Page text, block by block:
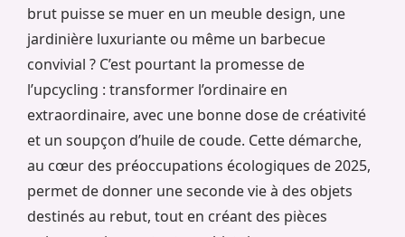
brut puisse se muer en un meuble design, une
jardinière luxuriante ou même un barbecue
convivial ? C’est pourtant la promesse de
l’upcycling : transformer l’ordinaire en
extraordinaire, avec une bonne dose de créativité
et un soupçon d’huile de coude. Cette démarche,
au cœur des préoccupations écologiques de 2025,
permet de donner une seconde vie à des objets
destinés au rebut, tout en créant des pièces